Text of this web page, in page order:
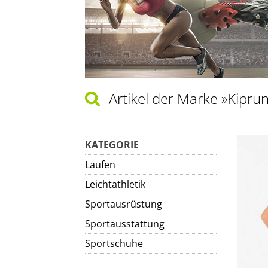
Artikel der Marke
KATEGORIE
Laufen
Leichtathletik
Sportausrüstung
Sportausstattung
Sportschuhe